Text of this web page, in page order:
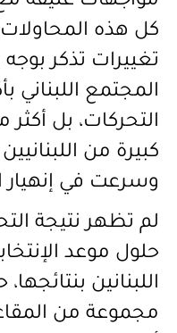
كل هذه
تغييرات تذكر
المجتمع اللبناني
التحركات، بل
كبيرة من
وسرعت في إنهيار
لم تظهر نتيجة
حلول موعد
اللبنانين
مجموعة من